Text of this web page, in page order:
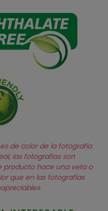
de color de la fotografía
las fotografías son
producto hace una veta o
que en las fotografías